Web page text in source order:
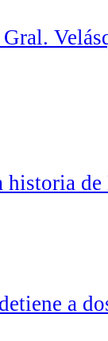
historia
a